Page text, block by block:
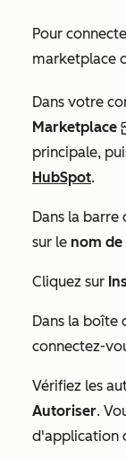
Pour
marketplace
Dans votre
Marketplace
principale,
HubSpot.
Dans la barre
sur le nom de
Cliquez sur
Dans la boîte
connectez-
Vérifiez les
Autoriser.
d'application